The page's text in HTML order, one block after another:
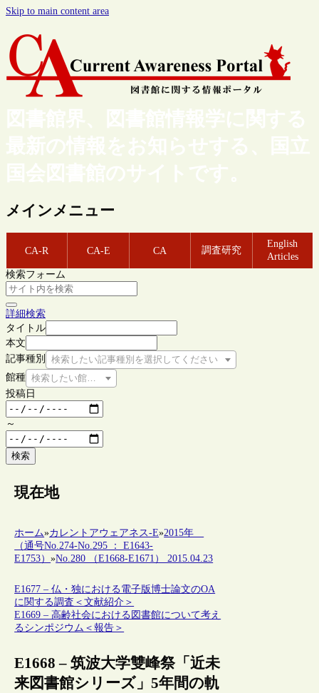
Skip to main content area
図書館界、図書館情報学に関する
最新の情報をお知らせする、国立
国会図書館のサイトです。
メインメニュー
CA-R CA-E CA 調査研究
English
Articles
検索フォーム
詳細検索
タイトル
本文
記事種別
検索したい記事種別を選択してください
館種 検索したい館種を選択してください
投稿日
～
検索
現在地
ホーム»カレントアウェアネス-E»2015年
（通号No.274-No.295 ： E1643-
E1753）»No.280 （E1668-E1671） 2015.04.23
E1677 – 仏・独における電子版博士論文のOA
に関する調査＜文献紹介＞
E1669 – 高齢社会における図書館について考え
るシンポジウム＜報告＞
E1668 – 筑波大学雙峰祭「近未
来図書館シリーズ」5年間の軌